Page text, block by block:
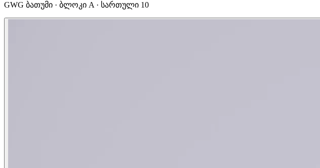
GWG ბათუმი · ბლოკი A · სართული 10